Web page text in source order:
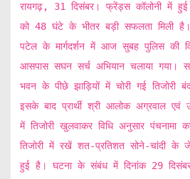
रायगढ़, 31 दिसंबर। फ्रेंड्स कॉलोनी में
को 48 घंटे के भीतर बड़ी सफलता मिली है।
पटेल के मार्गदर्शन में आज सुबह पुलिस की
आसपास सघन सर्च अभियान चलाया गया।
भवन के पीछे झाड़ियों में चोरी गई तिजोरी
इसके बाद प्रार्थी श्री आलोक अग्रवाल एवं
में तिजोरी खुलवाकर विधि अनुसार पंचनामा
तिजोरी में रखें शत-प्रतिशत सोने-चांदी के
हुई है। घटना के संबंध में दिनांक 29 दिसंबर